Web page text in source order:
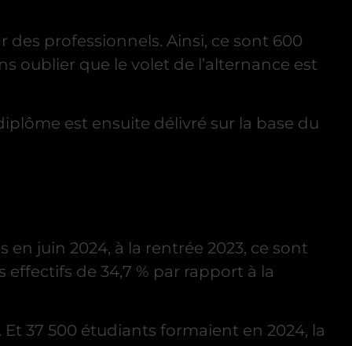
des professionnels. Ainsi, ce sont 600
oublier que le volet de l’alternance est
est ensuite délivré sur la base du
juin 2024, à la rentrée 2023, ce sont
effectifs de 34,7 % par rapport à la
37 500 étudiants formaient en 2024, la